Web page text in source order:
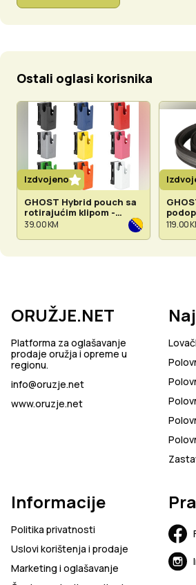
Ostali oglasi korisnika
Izdvojeno
GHOST Hybrid pouch sa
rotirajućim klipom -
dostupno u više boja
39.00 KM 119.00
ORUŽJE.NET
Platforma za oglašavanje
prodaje oružja i opreme u
regionu.
info@oruzje.net
www.oruzje.net
Informacije
Politika privatnosti
Uslovi korištenja i prodaje
Marketing i oglašavanje